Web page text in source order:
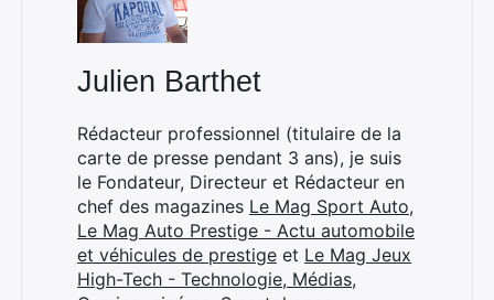
Julien Barthet
Rédacteur professionnel (titulaire de la
carte de presse pendant 3 ans), je suis
le Fondateur, Directeur et Rédacteur en
chef des magazines Le Mag Sport Auto,
Le Mag Auto Prestige - Actu automobile
et véhicules de prestige et Le Mag Jeux
High-Tech - Technologie, Médias,